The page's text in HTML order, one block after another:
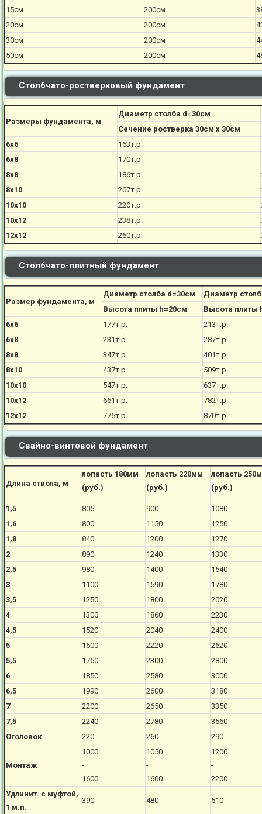
15см
200см
20см
200см
30см
200см
50см
200см
Столбчато-ростверковый фундамент
Размеры фундамента, м
Диаметр столба d=30см
Сечение ростверка 30см х 30см
6х6
163т.р.
6х8
170т.р.
8х8
186т.р.
8х10
207т.р.
10х10
220т.р.
10х12
238т.р.
12х12
260т.р.
Столбчато-плитный фундамент
Размер фундамента, м
Диаметр столба d=30см
Диаметр
Высота плиты h=20см
Высота плиты
6х6
177т.р. 213т.р.
6х8
231т.р. 287т.р.
8х8
347т.р. 401т.р.
8х10
437т.р. 509т.р.
10х10
547т.р. 637т.р.
10х12
661т.р. 782т.р.
12х12
776т.р. 870т.р.
Свайно-винтовой фундамент
Длина ствола, м
лопасть 180мм
(руб.)
лопасть 220мм
(руб.)
лопасть
(руб.)
1,5 805 900
1080
1,6
800 1150
1250
1,8
840 1200
1270
2
890 1240
1330
2,5
980 1400
1540
3
1100 1590
1780
3,5
1250 1800
2020
4
1300 1860
2230
4,5
1520 2040
2400
5
1600 2220
2620
5,5
1750 2300
2800
6
1850 2580
3000
6,5
1990 2600
3180
7
2200 2650
3350
7,5
2240 2780
3560
Оголовок
220 260 290
Монтаж
1000
-
1600
1050
-
1600
1200
-
2200
Удлинит. с муфтой,
1 м.п.
390 480 510